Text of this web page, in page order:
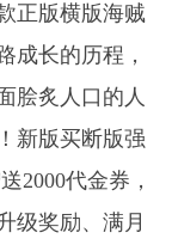
正版横版海贼
成长的历程，
脍炙人口的人
新版买断版强
2000代金券，
级奖励、满月